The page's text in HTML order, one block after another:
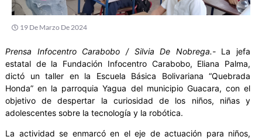
19 De Marzo De 2024
Prensa Infocentro Carabobo / Silvia De Nobrega.-La jefa
estatal de la Fundación Infocentro Carabobo, Eliana Palma,
dictó un taller en la Escuela Básica Bolivariana “Quebrada
Honda” en la parroquia Yagua del municipio Guacara, con el
objetivo de despertar la curiosidad de los niños, niñas y
adolescentes sobre la tecnología y la robótica.
La actividad se enmarcó en el eje de actuación para niños,